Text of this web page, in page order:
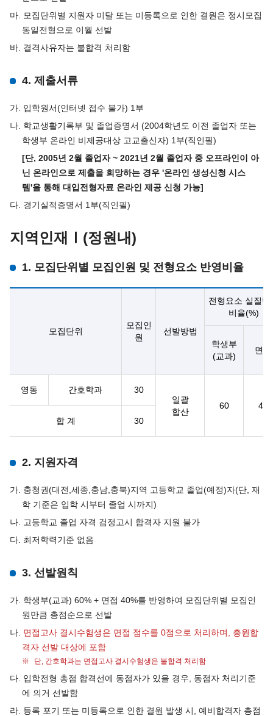
마. 모집단위별 지원자 미달 또는 미등록으로 인한 결원은 정시모집
동일전형으로 이월 선발
바. 결격사유자는 불합격 처리함
4. 제출서류
가. 입학원서(인터넷 접수 불가) 1부
나. 학교생활기록부 및 졸업증명서 (2004학년도 이전 졸업자 또는
학생부 온라인 비제공대상 고교출신자) 1부(직인필)
[단, 2005년 2월 졸업자 ~ 2021년 2월 졸업자 중 오프라인이 아
닌 온라인으로 제출을 희망하는 경우 '온라인 생성신청 시스
템'을 통해 대입전형자료 온라인 제공 신청 가능]
다. 경기실적증명서 1부(직인필)
지역인재Ⅰ(정원내)
1. 모집단위별 모집인원 및 전형요소 반영비율
모집단위
모집인
원
선발방법
전형요소 실질반
비율(%)
학생부
(교과)
면접
영동 간호학과
30
일괄
합산
60
40
합 계
30
2. 지원자격
가. 충청권(대전,세종,충남,충북)지역 고등학교 졸업(예정)자(단, 재
학 기준은 입학 시부터 졸업 시까지)
나. 고등학교 졸업 자격 검정고시 합격자 지원 불가
다. 최저학력기준 없음
3. 선발원칙
가. 학생부(교과) 60% + 면접 40%를 반영하여 모집단위별 모집인
원만큼 총점순으로 선발
나. 면접고사 결시수험생은 면접 점수를 0점으로 처리하며, 충원합
격자 선발 대상에 포함
단, 간호학과는 면접고사 결시수험생은 불합격 처리함
다. 입학전형 총점 합격선에 동점자가 있을 경우, 동점자 처리기준
에 의거 선발함
라. 등록 포기 또는 미등록으로 인한 결원 발생 시, 예비합격자 총점